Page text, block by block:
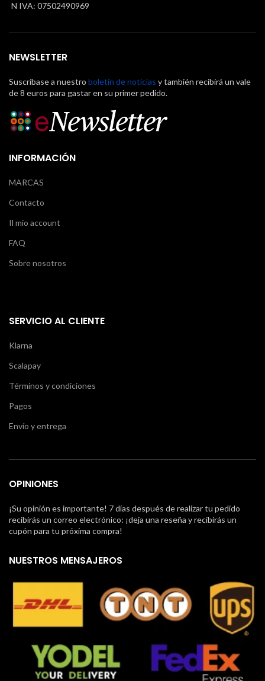
N IVA: 07502490969
NEWSLETTER
Suscríbase a nuestro boletín de noticias y también recibirá un vale
de 8 euros para gastar en su primer pedido.
INFORMACIÓN
MARCAS
Contacto
Il mio account
FAQ
Sobre nosotros
SERVICIO AL CLIENTE
Klarna
Scalapay
Términos y condiciones
Pagos
Envío y entrega
OPINIONES
¡Su opinión es importante! 7 días después de realizar tu pedido
recibirás un correo electrónico: ¡deja una reseña y recibirás un
cupón para tu próxima compra!
NUESTROS MENSAJEROS